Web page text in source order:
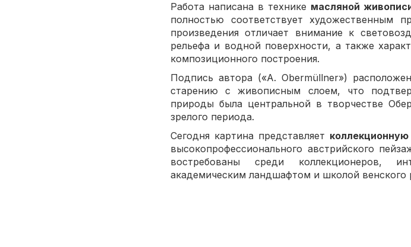
Работа написана в технике масляной
полностью соответствует художественным
произведения отличает внимание к
рельефа и водной поверхности, а также
композиционного построения.
Подпись автора («A. Obermüllner»)
старению с живописным слоем, что
природы была центральной в творчестве
зрелого периода.
Сегодня картина представляет
высокопрофессионального австрийского
востребованы среди коллекционеров,
академическим ландшафтом и школой венского